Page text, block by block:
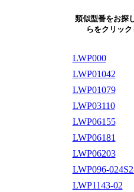
類似型番をお探
らをクリック
LWP000
LWP01042
LWP01079
LWP03110
LWP06155
LWP06181
LWP06203
LWP096-
LWP1143-02